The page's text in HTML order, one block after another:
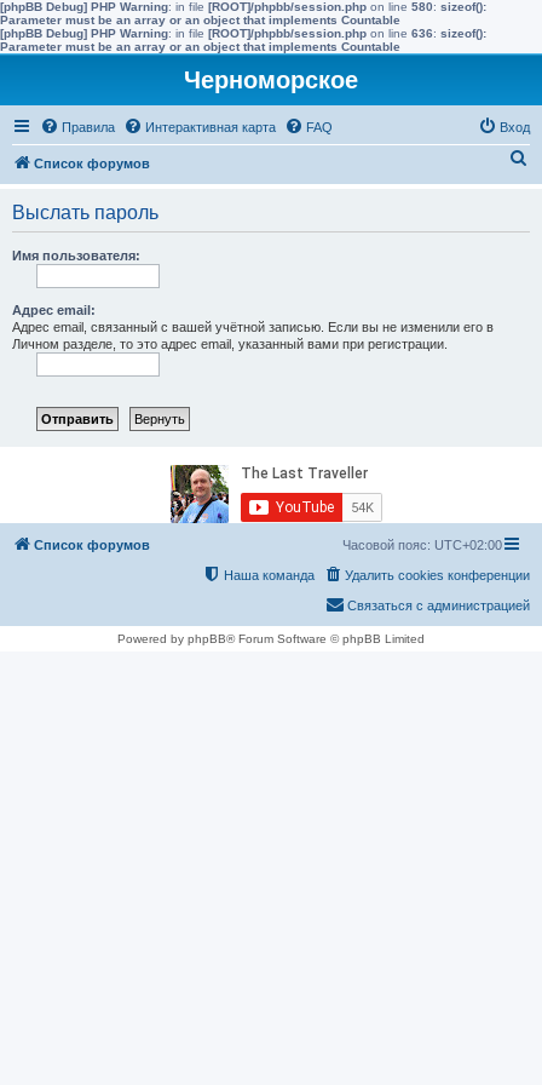
[phpBB Debug] PHP Warning: in file [ROOT]/phpbb/session.php on line 580: sizeof():
Parameter must be an array or an object that implements Countable
[phpBB Debug] PHP Warning: in file [ROOT]/phpbb/session.php on line 636: sizeof():
Parameter must be an array or an object that implements Countable
Черноморское
Правила Интерактивная карта FAQ Вход
Список форумов
Выслать пароль
Имя пользователя:
Адрес email:
Адрес email, связанный с вашей учётной записью. Если вы не изменили его в
Личном разделе, то это адрес email, указанный вами при регистрации.
Список форумов Часовой пояс: UTC+02:00
Удалить cookies конференции
Наша команда
Связаться с администрацией
Powered by phpBB® Forum Software © phpBB Limited